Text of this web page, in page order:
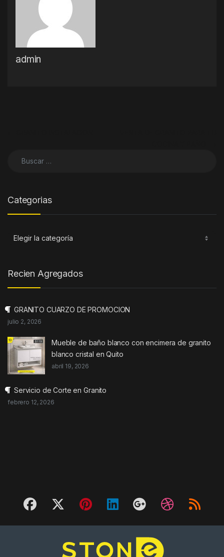
admin
Categorias
Categorias
Recien Agregados
GRANITO CUARZO DE PROMOCION
julio 2, 2026
Mueble de baño blanco con encimera de granito
blanco cristal en Quito
abril 19, 2026
Servicio de Corte en Granito
febrero 12, 2026